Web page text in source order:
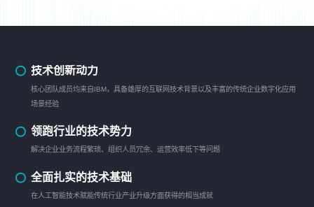
技术创新动力
核心团队成员均来自IBM，具备雄厚的互联网技术背景以及丰富的传统企业数字化应用
场景经验
领跑行业的技术势力
解决企业业务流程繁琐、组织人员冗余、运营效率低下等问题
全面扎实的技术基础
在人工智能技术赋能传统行业产业升级方面获得的相当成就